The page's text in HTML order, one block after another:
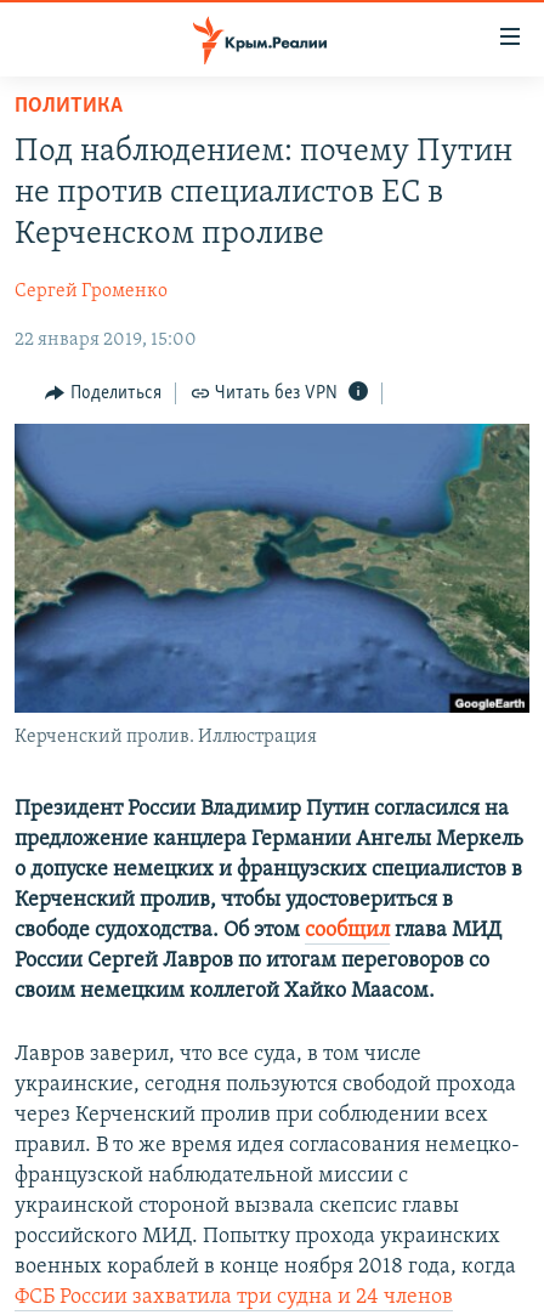
Вернуться
основному
содержанию
Вернутся
главной
навигации
Вернутся
поиску
СПЕЦПРОЕКТЫ
11 ЛЕТ ОККУПАЦИИ КРЫМА. 11 ИСТОРИЙ СОПРОТИВЛЕНИЯ
ВОДА
ЕЩЕ
ИНТЕРАКТИВ
ИНФОГРАФИКА
ПРОПАВШИЕ БЕЗ ВЕСТИ
ПОБЕДИТЕЛЕЙ НЕ СУДЯТ?
КРЫМ.НЕПОКОРЕННЫЙ
ELIFBE
УКРАИНСКАЯ ПРОБЛЕМА КРЫМА
РАДІО СВОБОДА
КАК ОБОЙТИ БЛОКИРОВКУ
Українською
Qırımtatar
ПРИСОЕДИНЯЙТЕСЬ!
Все сайты RFE/RL
ПОЛИТИКА
Под наблюдением: почему Путин
не против специалистов ЕС в
Керченском проливе
Сергей Громенко
22 января 2019, 15:00
Поделиться Читать без VPN
Керченский пролив. Иллюстрация
Президент России Владимир Путин согласился на
предложение канцлера Германии Ангелы Меркель
о допуске немецких и французских специалистов в
Керченский пролив, чтобы удостовериться в
свободе судоходства. Об этом сообщилглава МИД
России Сергей Лавров по итогам переговоров со
своим немецким коллегой Хайко Маасом.
Лавров заверил, что все суда, в том числе
украинские, сегодня пользуются свободой прохода
через Керченский пролив при соблюдении всех
правил. В то же время идея согласования немецко-
французской наблюдательной миссии с
украинской стороной вызвала скепсис главы
российского МИД. Попытку прохода украинских
военных кораблей в конце ноября 2018 года, когда
ФСБ России захватила три судна и 24 членов